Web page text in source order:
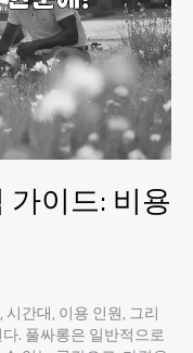
이드: 비용
간대, 이용 인원, 그리
. 풀싸롱은 일반적으로